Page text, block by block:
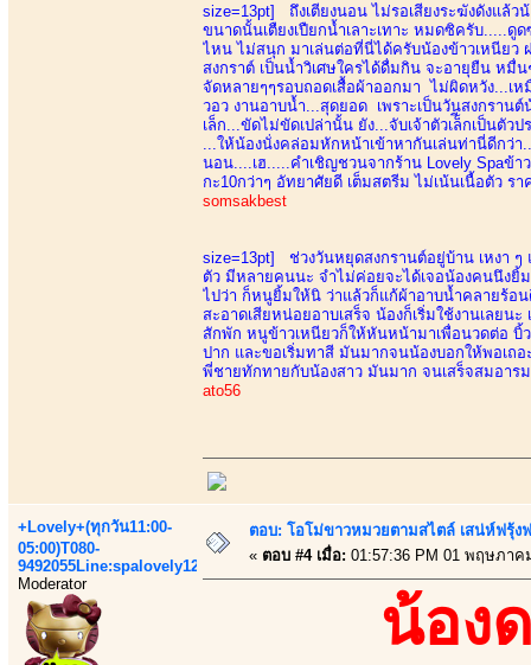
size=13pt] ถึงเตียงนอน ไม่รอเสียงระฆังดังแล้
ขนาดนั้นเตืยงเปืยกน้ำเลาะเทาะ หมดซิครับ.....ดู
ไหน ไม่สนุก มาเล่นต่อที่นี่ได้ครับน้องข้าวเหนียว
สงกราต์ เป็นน้ำวิเศษใครได้ดื่มกิน จะอายุยืน ห
จัดหลายๆๆรอบถอดเสื้อผ้าออกมา ไม่ผิดหวัง...เ
วอว งานอาบน้ำ...สุดยอด เพราะเป็นวันสงกราน
เล็ก...ขัดไม่ขัดเปล่านั้น ยัง...จับเจ้าตัวเล็ีกเป็นตั
...ให้น้องนั่งคล่อมหักหน้าเข้าหากันเล่นท่านี่ดีกว่
นอน....เฮ.....คำเชิญชวนจากร้าน Lovely Spaข้า
กะ10กว่าๆ อัทยาศัยดี เต็มสตรีม ไม่เน้นเนื้อตัว รา
somsakbest
size=13pt] ช่วงวันหยุดสงกรานต์อยู่บ้าน เหงา ๆ
ตัว มีหลายคนนะ จำไม่ค่อยจะได้เจอน้องคนนึงยิ้
ไปว่า ก็หนูยิ้มให้นิ ว่าแล้วก็แก้ผ้าอาบน้ำคลายร้อ
สะอาดเสียหน่อยอาบเสร็จ น้องก็เริ่มใช้งานเลย
สักพัก หนูข้าวเหนียวก็ให้หันหน้ามาเพื่อนวดต่อ บิ้
ปาก และขอเริ่มทาสี มันมากจนน้องบอกให้พอเถ
พี่ชายทักทายกับน้องสาว มันมาก จนเสร็จสมอาร
ato56
+Lovely+(ทุกวัน11:00-
05:00)T080-
9492055Line:spalovely123
Moderator
ตอบ: โอโม่ขาวหมวยตามสไตล์ เสน่ห์ฟรุ้ง
« ตอบ #4 เมื่อ: 01:57:36 PM 01 พฤษภาค
น้อง